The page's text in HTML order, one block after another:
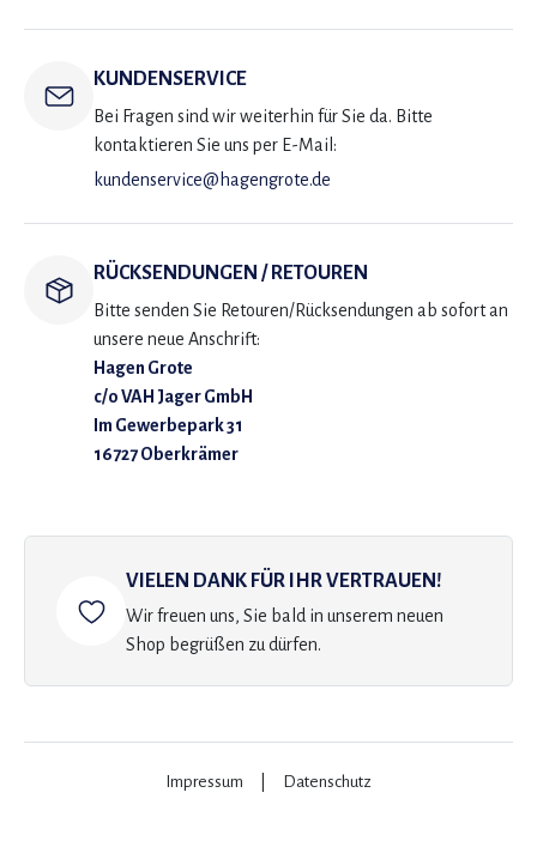
KUNDENSERVICE
Bei Fragen sind wir weiterhin für Sie da. Bitte
kontaktieren Sie uns per E-Mail:
kundenservice@hagengrote.de
RÜCKSENDUNGEN / RETOUREN
Bitte senden Sie Retouren/Rücksendungen ab sofort an
unsere neue Anschrift:
Hagen Grote
c/o VAH Jager GmbH
Im Gewerbepark 31
16727 Oberkrämer
VIELEN DANK FÜR IHR VERTRAUEN!
Wir freuen uns, Sie bald in unserem neuen
Shop begrüßen zu dürfen.
Impressum Datenschutz